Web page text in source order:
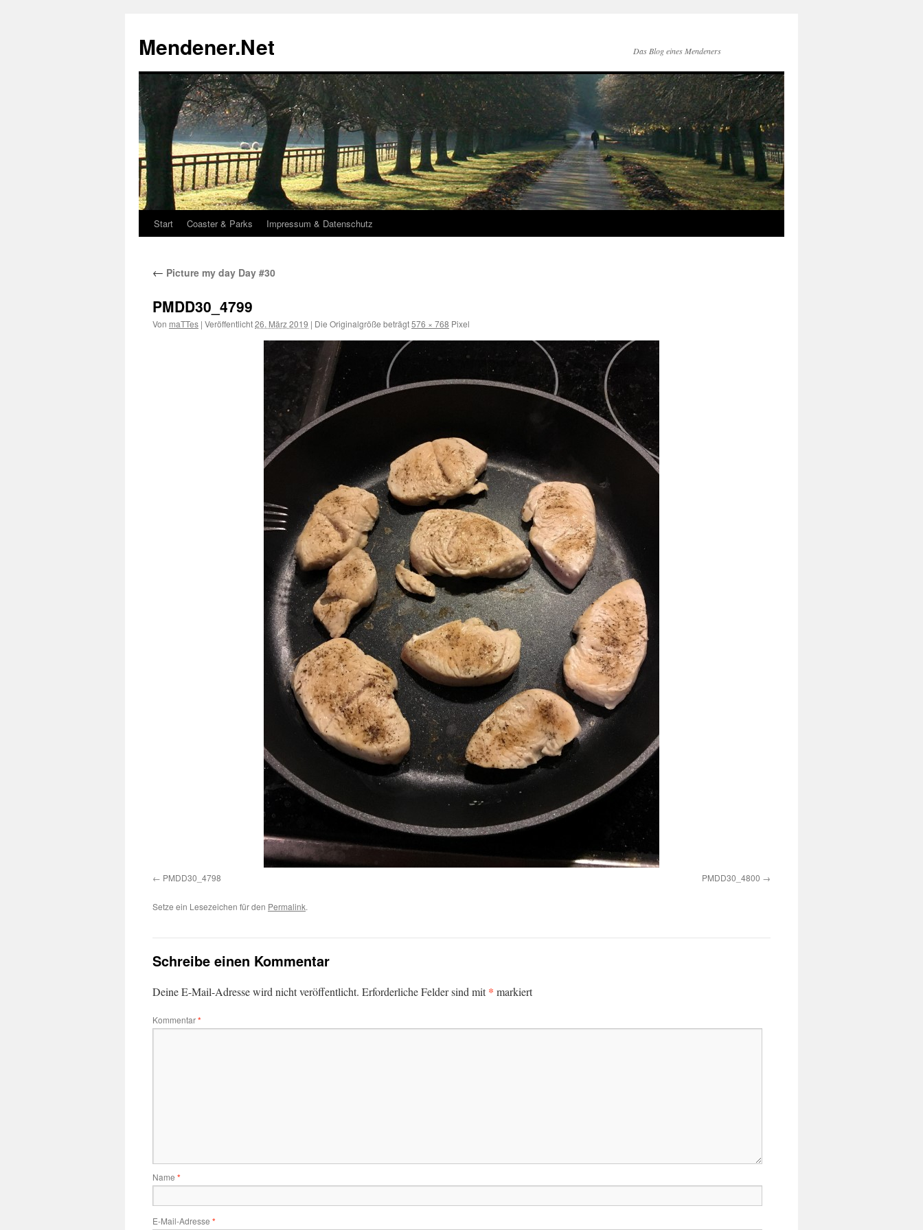
springen
Mendener.Net Das Blog eines Mendeners
Start Coaster & Parks Impressum & Datenschutz
← Picture my day Day #30
PMDD30_4799
Von maTTes | Veröffentlicht26. März 2019 | Die Originalgröße beträgt576 × 768 Pixel
PMDD30_4798 PMDD30_4800
Setze ein Lesezeichen für den Permalink.
Schreibe einen Kommentar
Deine E-Mail-Adresse wird nicht veröffentlicht. Erforderliche Felder sind mit* markiert
Kommentar*
Name *
E-Mail-Adresse *